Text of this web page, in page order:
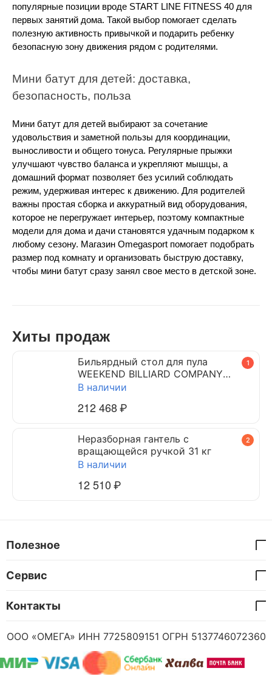
популярные позиции вроде START LINE FITNESS 40 для
первых занятий дома. Такой выбор помогает сделать
полезную активность привычкой и подарить ребенку
безопасную зону движения рядом с родителями.
Мини батут для детей: доставка,
безопасность, польза
Мини батут для детей выбирают за сочетание
удовольствия и заметной пользы для координации,
выносливости и общего тонуса. Регулярные прыжки
улучшают чувство баланса и укрепляют мышцы, а
домашний формат позволяет без усилий соблюдать
режим, удерживая интерес к движению. Для родителей
важны простая сборка и аккуратный вид оборудования,
которое не перегружает интерьер, поэтому компактные
модели для дома и дачи становятся удачным подарком к
любому сезону. Магазин Omegasport помогает подобрать
размер под комнату и организовать быструю доставку,
чтобы мини батут сразу занял свое место в детской зоне.
Хиты продаж
1
Бильярдный стол для пула
WEEKEND BILLIARD COMPANY
DYNAMIC TRIUMPH 7 ф (черный)
В наличии
212 468₽
2
Неразборная гантель c
вращающейся ручкой 31 кг
В наличии
12 510₽
Полезное
Сервис
Контакты
ООО «ОМЕГА» ИНН 7725809151 ОГРН 5137746072360